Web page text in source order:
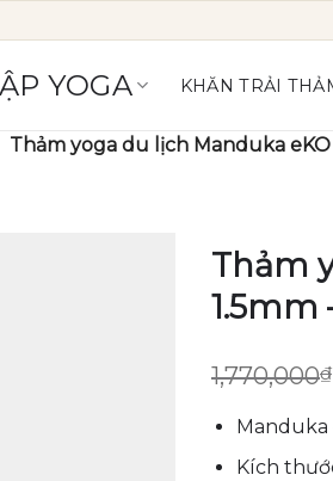
YOGA KHĂN TRẢI
Thảm yoga du lịch Manduka
Thảm
1.5mm
1,770,000₫
Manduka
Kích